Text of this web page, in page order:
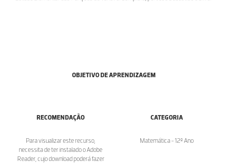
OBJETIVO DE APRENDIZAGEM
RECOMENDAÇÃO
Para visualizar este recurso,
necessita de ter instalado o Adobe
Reader, cujo download poderá fazer
CATEGORIA
Matemática - 12º Ano